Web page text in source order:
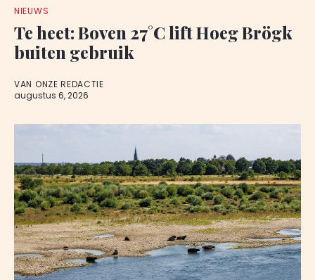
NIEUWS
Te heet: Boven 27°C lift Hoeg Brögk
buiten gebruik
VAN ONZE REDACTIE
augustus 6, 2026